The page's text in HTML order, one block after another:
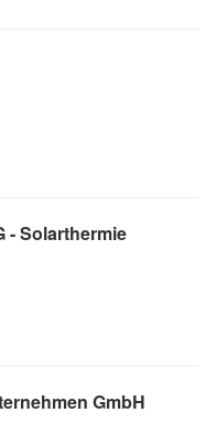
- Solarthermie
GmbH